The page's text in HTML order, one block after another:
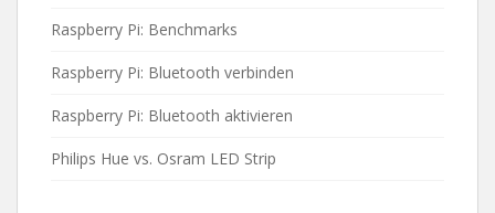
Raspberry Pi: Benchmarks
Raspberry Pi: Bluetooth verbinden
Raspberry Pi: Bluetooth aktivieren
Philips Hue vs. Osram LED Strip